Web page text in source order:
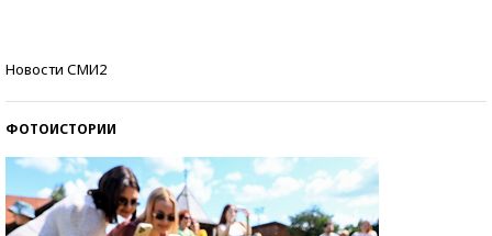
Новости СМИ2
ФОТОИСТОРИИ